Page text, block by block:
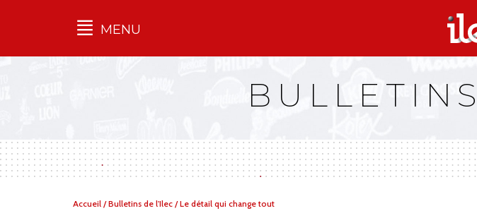
Qu'est-ce que l’Ilec
Campagnes
multimarques
MENU
Vous
Accueil /Bulletins de l'Ilec /Le détail qui change tout